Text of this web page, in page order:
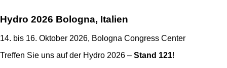
Hydro 2026 Bologna, Italien
14. bis 16. Oktober 2026, Bologna Congress Center
Treffen Sie uns auf der Hydro 2026 – Stand 121!